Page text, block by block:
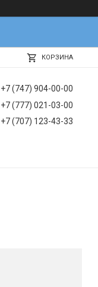
КОРЗИНА
+7 (747) 904-00-00
+7 (777) 021-03-00
+7 (707) 123-43-33